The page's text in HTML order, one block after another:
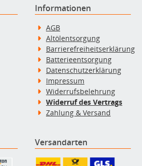
Informationen
AGB
Altölentsorgung
Barrierefreiheitserklärung
Batterieentsorgung
Datenschutzerklärung
Impressum
Widerrufsbelehrung
Widerruf des Vertrags
Zahlung & Versand
Versandarten